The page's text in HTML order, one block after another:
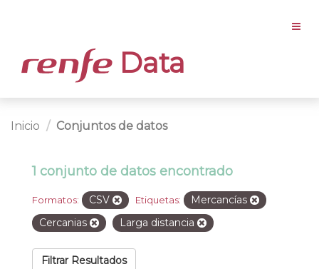
Data
Inicio Conjuntos de datos
1 conjunto de datos encontrado
Formatos: CSV Etiquetas:
Mercancías
Cercanias
Larga distancia
Filtrar Resultados